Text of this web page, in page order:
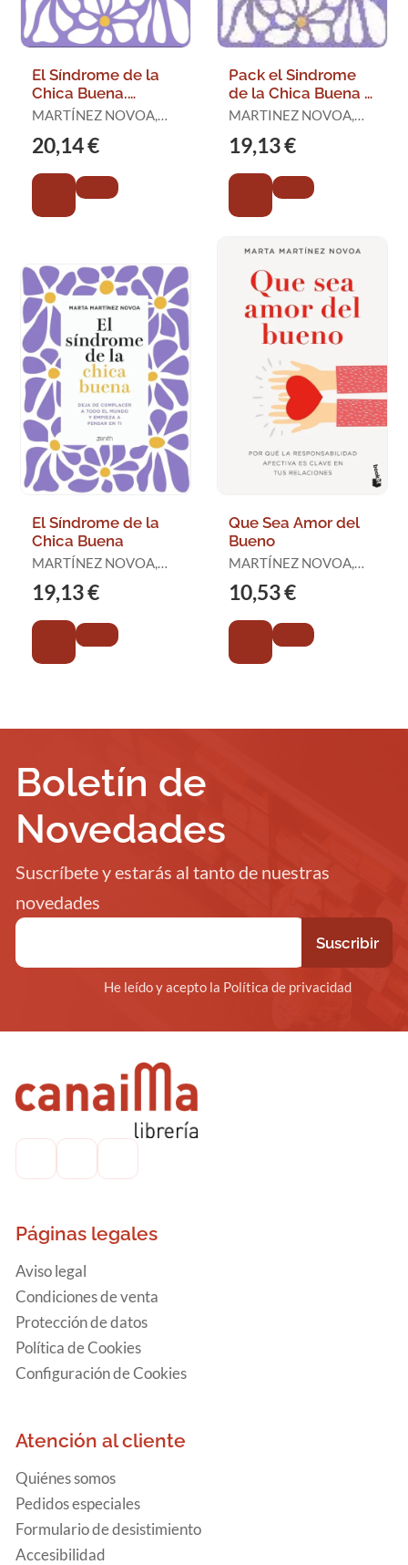
El Síndrome de la
Chica Buena.
Edición Especial
MARTÍNEZ NOVOA,
20,14 €
Pack el Sindrome
de la Chica Buena +
Libreta de Regalo
MARTINEZ NOVOA,
19,13 €
El Síndrome de la
Chica Buena
MARTÍNEZ NOVOA,
19,13 €
Que Sea Amor del
Bueno
MARTÍNEZ NOVOA,
10,53 €
Boletín de
Novedades
Suscríbete y estarás al tanto de nuestras
novedades
He leído y acepto la Política de privacidad
Páginas legales
Aviso legal
Condiciones de venta
Protección de datos
Política de Cookies
Configuración de Cookies
Atención al cliente
Quiénes somos
Pedidos especiales
Formulario de desistimiento
Accesibilidad